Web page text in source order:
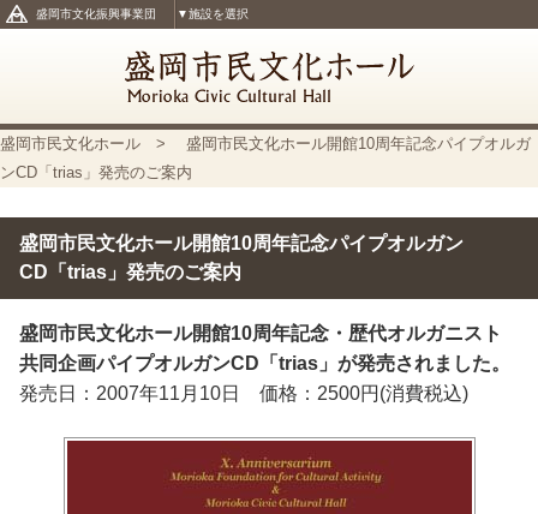
盛岡市文化振興事業団 ▼施設を選択
盛岡市民文化ホール > 盛岡市民文化ホール開館10周年記念パイプオルガ
ンCD「trias」発売のご案内
盛岡市民文化ホール開館10周年記念パイプオルガン
CD「trias」発売のご案内
盛岡市民文化ホール開館10周年記念・歴代オルガニスト
共同企画パイプオルガンCD「trias」が発売されました。
発売日：2007年11月10日 価格：2500円(消費税込)